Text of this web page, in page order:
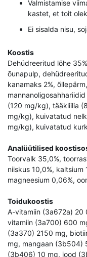
Valmistamise
kastet, et toit
Ei sisalda nisu,
Koostis
Dehüdreeritud lõhe
õunapulp,
kanamaks 2%,
(120 mg/kg), tääkliilia
mg/kg), kuivatatud
mg/kg), kuivatatud
Analüütilised
Toorvalk 35,0%,
niiskus 10,0%, kaltsium
magneesium 0,06%,
Toidukoostis
A-vitamiin (3a672a) 20
vitamiin (3a700) 600
(3a370) 2150 mg,
mg, mangaan (3b504)
(3b406) 10 mg, jood